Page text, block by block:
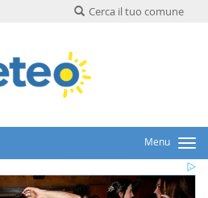
Cerca il tuo comune
Menu